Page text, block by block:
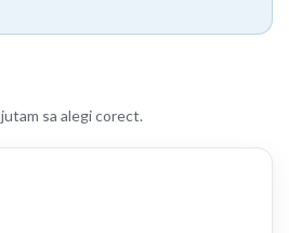
sa alegi corect.